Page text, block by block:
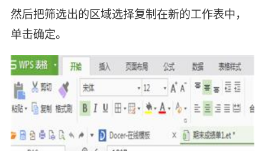
然后把筛选出的区域选择复制在新的工作表中，
单击确定。